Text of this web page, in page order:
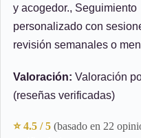
y acogedor., Seguimiento
personalizado con
revisión semanales o
Valoración: Valoración
(reseñas verificadas)
⭐ 4.5 / 5 (basado en 22